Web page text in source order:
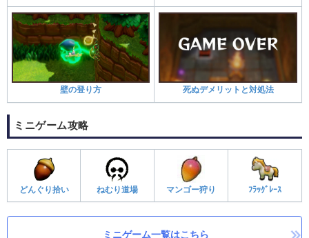
壁の登り方 死ぬデメリットと対処法
ミニゲーム攻略
どんぐり拾い ねむり道場 マンゴー狩り ﾌﾗｯｸﾞﾚｰｽ
ミニゲーム一覧はこちら